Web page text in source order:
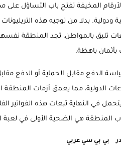
المخيفة تفتح باب التساؤل
ودولية. بدلا من توجيه هذه
تليق بالمواطن، تجد المنطقة
باهظة.
الدفع مقابل الحماية أو الدفع
الدولية، مما يعمق أزمات
في النهاية تبعات هذه
هي الضحية الأولى في لعبة
بي بي سي عربي